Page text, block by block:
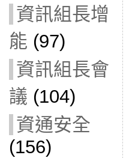
資訊組長增
能 (97)
資訊組長會
議 (104)
資通安全
(156)